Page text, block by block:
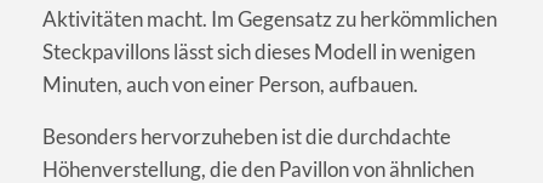
Aktivitäten macht. Im Gegensatz zu herkömmlichen
Steckpavillons lässt sich dieses Modell in wenigen
Minuten, auch von einer Person, aufbauen.
Besonders hervorzuheben ist die durchdachte
Höhenverstellung, die den Pavillon von ähnlichen